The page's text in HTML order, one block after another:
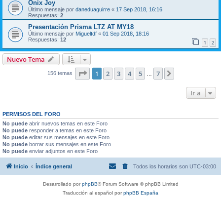
Onix Joy
Último mensaje por daneduaguirre « 17 Sep 2018, 16:16
Respuestas: 2
Presentación Prisma LTZ AT MY18
Último mensaje por Migueltdf « 01 Sep 2018, 18:16
Respuestas: 12 1 2
Nuevo Tema
156 temas Página de
1 2 3 4 5 7
Ir a
PERMISOS DEL FORO
No puede abrir nuevos temas en este Foro
No puede responder a temas en este Foro
No puede editar sus mensajes en este Foro
No puede borrar sus mensajes en este Foro
No puede enviar adjuntos en este Foro
Inicio Índice general Todos los horarios son UTC-03:00
Desarrollado porphpBB® Forum Software © phpBB Limited
Traducción al español porphpBB España